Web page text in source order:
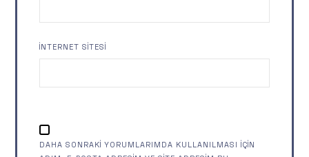
İNTERNET SITESI
DAHA SONRAKI YORUMLARIMDA KULLANILMASI IÇIN